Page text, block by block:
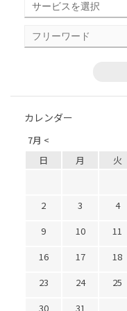
カレンダー
7月 <
日 月 火
2
3 4
9
10 11
16
17 18
23
24 25
30
31